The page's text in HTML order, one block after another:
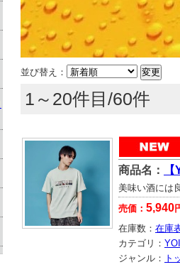
並び替え：
1～20件目/60件
商品名：
美味い酒には
売価： 5,940
在庫数： 在庫
カテゴリ：
ジャンル： ト